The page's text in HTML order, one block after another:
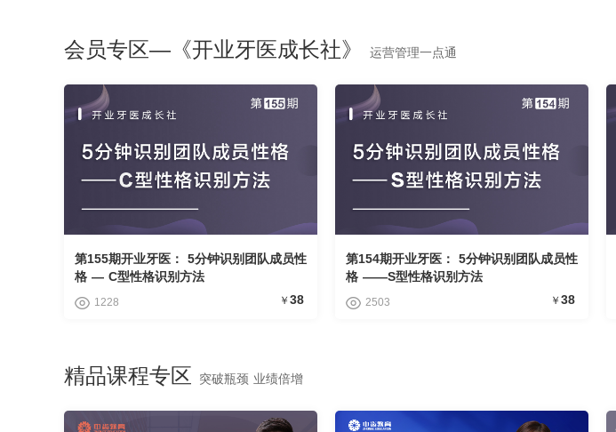
会员专区—《开业牙医成长社》 运营管理一点通
第155期开业牙医： 5分钟识别团队成员性
格 — C型性格识别方法
1228 ￥ 38
第154期开业牙医： 5分钟识别团队成员性
格 ——S型性格识别方法
2503 ￥ 38
精品课程专区 突破瓶颈 业绩倍增